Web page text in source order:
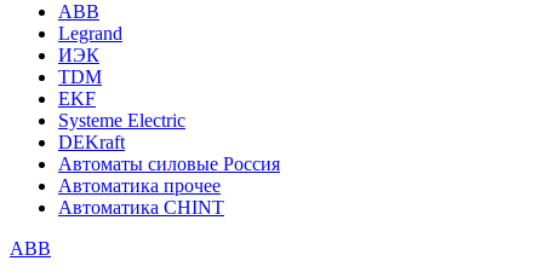
ABB
Legrand
ИЭК
TDM
EKF
Systeme Electric
DEKraft
Автоматы силовые Россия
Автоматика прочее
Автоматика CHINT
ABB